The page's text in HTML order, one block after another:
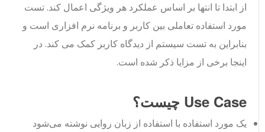
از ابتدا تا انتها بر اساس عملکرد هر ویژگی اعمال کند. تست
مورد استفاده تعاملی بین کاربر و برنامه نرم افزاری است و
بنابراین به تست سیستم از دیدگاه کاربر کمک می کند. در
اینجا برخی از مزایا ذکر شده است.
Use Case چیست؟
یک مورد استفاده با استفاده از زبان روایی نوشته می‌شود